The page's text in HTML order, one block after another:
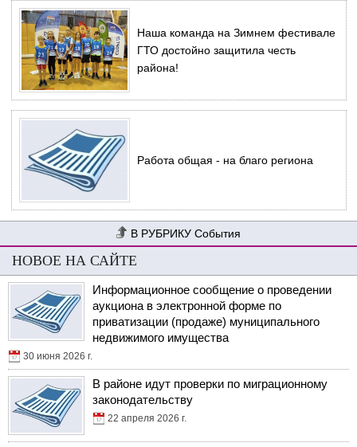
Наша команда на Зимнем фестивале
ГТО достойно защитила честь
района!
Работа общая - на благо региона
События
НОВОЕ НА САЙТЕ
Информационное сообщение о проведении
аукциона в электронной форме по
приватизации (продаже) муниципального
недвижимого имущества
30 июня 2026 г.
В районе идут проверки по миграционному
законодательству
22 апреля 2026 г.